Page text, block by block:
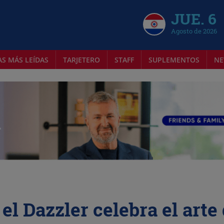
JUE. 6
Agosto de 2026
MÁS LEÍDAS TARJETERO STAFF SUPLEMENTOS
Dazzler celebra el arte